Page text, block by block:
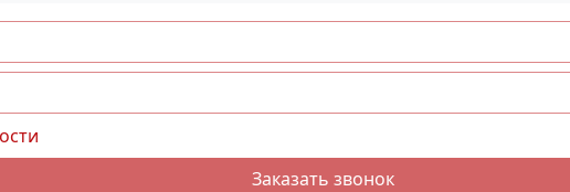
Заказать звонок